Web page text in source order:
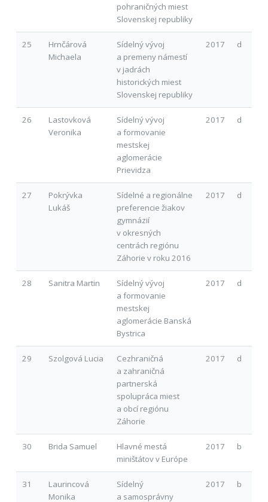
pohraničných miest
Slovenskej republiky
25
Hrnčárová
Michaela
Sídelný vývoj
a premeny námestí
v jadrách
historických miest
Slovenskej republiky
2017 d
26
Lastovková
Veronika
Sídelný vývoj
a formovanie
mestskej
aglomerácie
Prievidza
2017 d
27
Pokrývka
Lukáš
Sídelné a regionálne
preferencie žiakov
gymnázií
v okresných
centrách regiónu
Záhorie v roku 2016
2017 d
28 Sanitra Martin
Sídelný vývoj
a formovanie
mestskej
aglomerácie Banská
Bystrica
2017 d
29 Szolgová Lucia
Cezhraničná
a zahraničná
partnerská
spolupráca miest
a obcí regiónu
Záhorie
2017 d
30 Brida Samuel
Hlavné mestá
miništátov v Európe
2017 b
31
Laurincová
Monika
Sídelný
a samosprávny
2017 b